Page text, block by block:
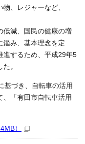
、レジャーなど、
低減、国民の健康の増
鑑み、基本理念を定
進するため、平成29年5
。
基づき、自転車の活用
、「有田市自転車活用
）